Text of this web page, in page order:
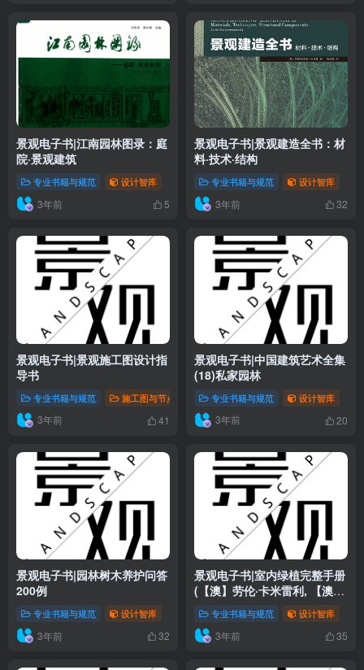
景观电子书|江南园林图录：庭
院·景观建筑
专业书籍与规范 设计智库
3年前 5
景观电子书|景观建造全书：材
料·技术·结构
专业书籍与规范 设计智库
3年前 32
景观电子书|景观施工图设计指
导书
专业书籍与规范 施工图与节点详图 设计智库
3年前 41
景观电子书|中国建筑艺术全集
(18)私家园林
专业书籍与规范 设计智库
3年前 20
景观电子书|园林树木养护问答
200例
专业书籍与规范 设计智库
3年前 32
景观电子书|室内绿植完整手册
(【澳】劳伦·卡米雷利, 【澳】
索菲娅·卡普兰, 陈晓宇)
专业书籍与规范 设计智库
3年前 35